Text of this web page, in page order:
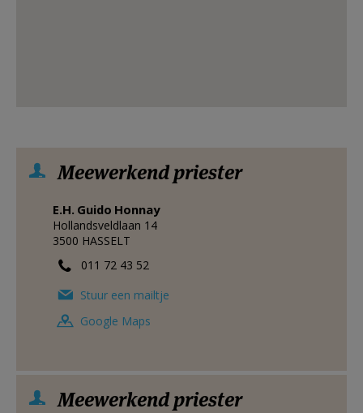
Meewerkend priester
E.H. Guido Honnay
Hollandsveldlaan 14
3500 HASSELT
011 72 43 52
Stuur een mailtje
Google Maps
Meewerkend priester